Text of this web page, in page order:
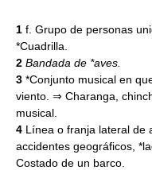
1 f. Grupo de personas
*Cuadrilla.
2 Bandada de *aves.
3 *Conjunto musical en
viento. ⇒ Charanga,
musical.
4 Línea o franja lateral de
accidentes geográficos,
Costado de un barco.